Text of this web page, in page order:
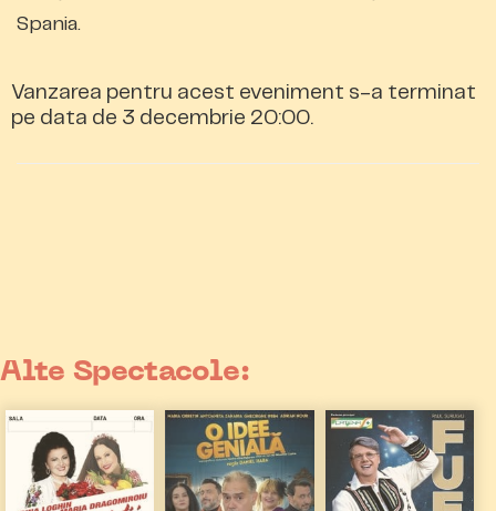
Spania.
Vanzarea pentru acest eveniment s-a terminat
pe data de 3 decembrie 20:00.
Alte Spectacole: